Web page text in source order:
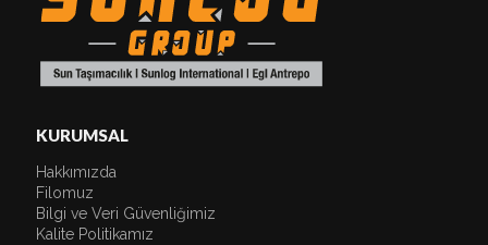
KURUMSAL
Hakkımızda
Filomuz
Bilgi ve Veri Güvenliğimiz
Kalite Politikamız